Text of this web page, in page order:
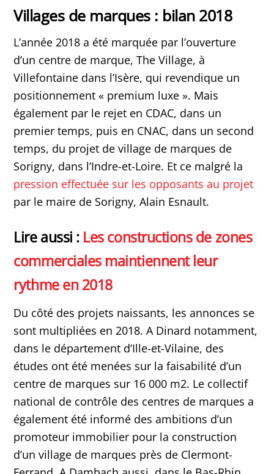
Villages de marques : bilan 2018
L’année 2018 a été marquée par l’ouverture
d’un centre de marque, The Village, à
Villefontaine dans l’Isère, qui revendique un
positionnement « premium luxe ». Mais
également par le rejet en CDAC, dans un
premier temps, puis en CNAC, dans un second
temps, du projet de village de marques de
Sorigny, dans l’Indre-et-Loire. Et ce malgré la
pression effectuée sur les opposants au projet
par le maire de Sorigny, Alain Esnault.
Lire aussi : Les constructions de zones
commerciales maintiennent leur
rythme en 2018
Du côté des projets naissants, les annonces se
sont multipliées en 2018. A Dinard notamment,
dans le département d’Ille-et-Vilaine, des
études ont été menées sur la faisabilité d’un
centre de marques sur 16 000 m2. Le collectif
national de contrôle des centres de marques a
également été informé des ambitions d’un
promoteur immobilier pour la construction
d’un village de marques près de Clermont-